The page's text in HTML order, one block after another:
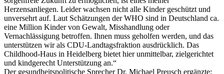
Herzensanliegen. Leider wachsen nicht alle Kinder geschützt und
unversehrt auf. Laut Schätzungen der WHO sind in Deutschland ca.
eine Million Kinder von Gewalt, Misshandlung oder
Vernachlässigung betroffen. Ihnen muss geholfen werden, und das
unterstützen wir als CDU-Landtagsfraktion ausdrücklich. Das
Childhood-Haus in Heidelberg bietet hier unmittelbar, zielgerichtet
und kindgerecht Unterstützung an.“
Der gesundheitspolitische Sprecher Dr. Michael Preusch ergänzte: